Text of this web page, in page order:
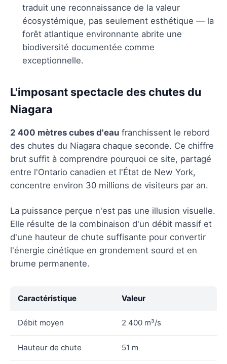
traduit une reconnaissance de la valeur
écosystémique, pas seulement esthétique — la
forêt atlantique environnante abrite une
biodiversité documentée comme
exceptionnelle.
L'imposant spectacle des chutes du
Niagara
2 400 mètres cubes d'eau franchissent le rebord
des chutes du Niagara chaque seconde. Ce chiffre
brut suffit à comprendre pourquoi ce site, partagé
entre l'Ontario canadien et l'État de New York,
concentre environ 30 millions de visiteurs par an.
La puissance perçue n'est pas une illusion visuelle.
Elle résulte de la combinaison d'un débit massif et
d'une hauteur de chute suffisante pour convertir
l'énergie cinétique en grondement sourd et en
brume permanente.
Caractéristique Valeur
Débit moyen 2 400 m³/s
Hauteur de chute 51 m